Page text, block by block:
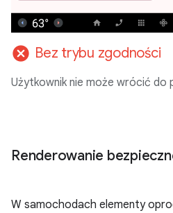
cancel Bez trybu zgodności
Użytkownik nie może wrócić do
Renderowanie
W samochodach elementy